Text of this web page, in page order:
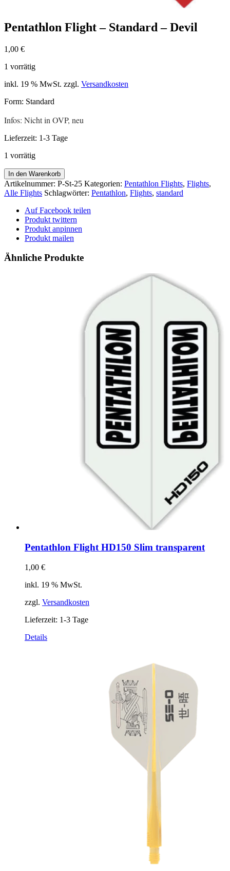
Pentathlon Flight – Standard – Devil
1,00 €
1 vorrätig
inkl. 19 % MwSt. zzgl. Versandkosten
Form: Standard
Infos: Nicht in OVP, neu
Lieferzeit: 1-3 Tage
1 vorrätig
Pentathlon
Flight
-
Standard
Devil
Menge
In den Warenkorb
Artikelnummer: P-St-25 Kategorien: Pentathlon Flights, Flights,
Alle Flights Schlagwörter: Pentathlon, Flights, standard
Auf Facebook teilen
Produkt twittern
Produkt anpinnen
Produkt mailen
Ähnliche Produkte
Pentathlon Flight HD150 Slim transparent
1,00 €
inkl. 19 % MwSt.
zzgl. Versandkosten
Lieferzeit: 1-3 Tage
Details